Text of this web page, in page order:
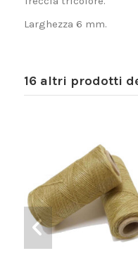
Larghezza 6 mm.
16 altri prodotti